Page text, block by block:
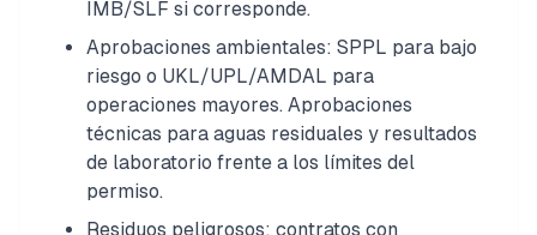
IMB/SLF si corresponde.
Aprobaciones ambientales: SPPL para bajo
riesgo o UKL/UPL/AMDAL para
operaciones mayores. Aprobaciones
técnicas para aguas residuales y resultados
de laboratorio frente a los límites del
permiso.
Residuos peligrosos: contratos con